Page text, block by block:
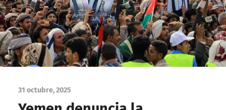
31 octubre, 2025